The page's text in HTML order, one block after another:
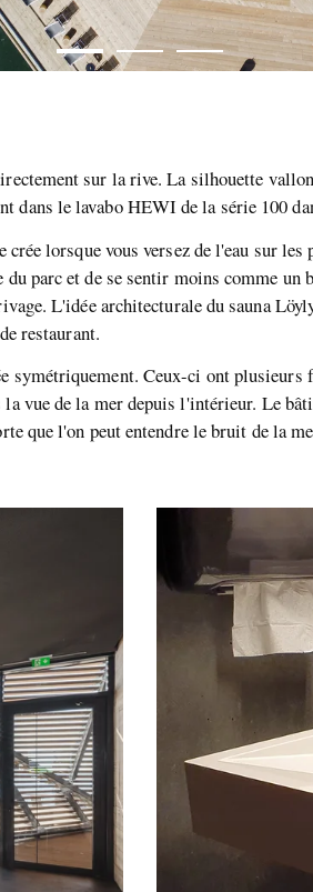
sur la rive. La silhouette
le lavabo HEWI de la série 100
lorsque vous versez de l'eau sur
parc et de se sentir moins comme
L'idée architecturale du sauna
restaurant.
symétriquement. Ceux-ci ont
vue de la mer depuis l'intérieur. Le
que l'on peut entendre le bruit de la